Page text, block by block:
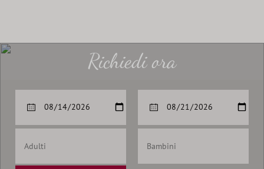
Richiedi ora